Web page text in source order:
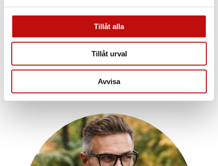
Tillåt alla
Tillåt urval
Avvisa
borde välja beror såklart på din syn, men även
Läs mer